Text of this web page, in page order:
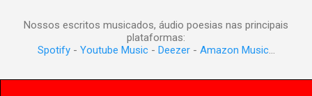
Nossos escritos musicados, áudio poesias nas principais
plataformas:
Spotify- Youtube Music- Deezer- Amazon Music...